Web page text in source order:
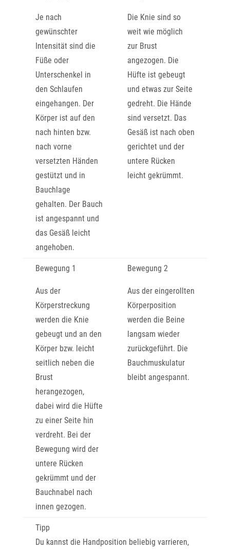
Je nach
gewünschter
Intensität sind die
Füße oder
Unterschenkel in
den Schlaufen
eingehangen. Der
Körper ist auf den
nach hinten bzw.
nach vorne
versetzten Händen
gestützt und in
Bauchlage
gehalten. Der Bauch
ist angespannt und
das Gesäß leicht
angehoben.
Die Knie sind so
weit wie möglich
zur Brust
angezogen. Die
Hüfte ist gebeugt
und etwas zur Seite
gedreht. Die Hände
sind versetzt. Das
Gesäß ist nach oben
gerichtet und der
untere Rücken
leicht gekrümmt.
Bewegung 1
Aus der
Körperstreckung
werden die Knie
gebeugt und an den
Körper bzw. leicht
seitlich neben die
Brust
herangezogen,
dabei wird die Hüfte
zu einer Seite hin
verdreht. Bei der
Bewegung wird der
untere Rücken
gekrümmt und der
Bauchnabel nach
innen gezogen.
Bewegung 2
Aus der eingerollten
Körperposition
werden die Beine
langsam wieder
zurückgeführt. Die
Bauchmuskulatur
bleibt angespannt.
Tipp
Du kannst die Handposition beliebig varrieren,